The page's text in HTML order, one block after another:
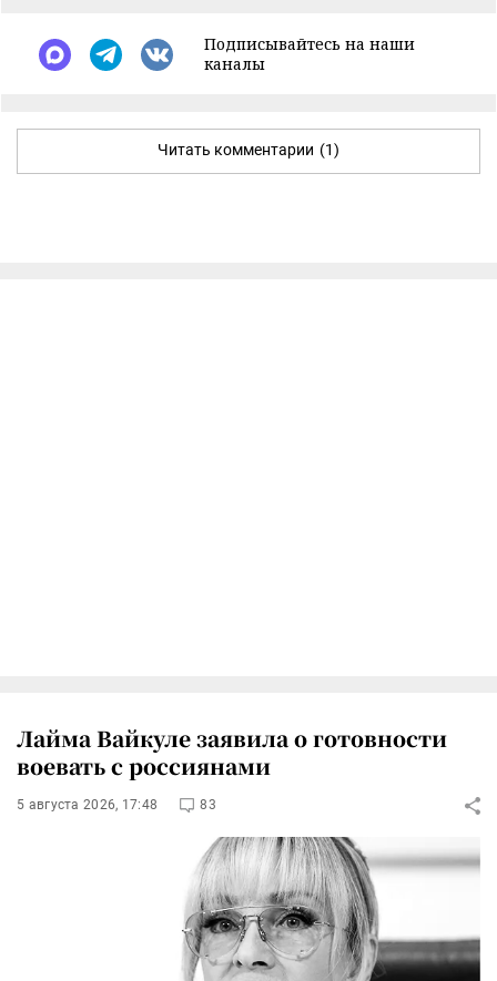
Подписывайтесь на наши
каналы
Читать комментарии (1)
Лайма Вайкуле заявила о готовности
воевать с россиянами
5 августа 2026, 17:48 83